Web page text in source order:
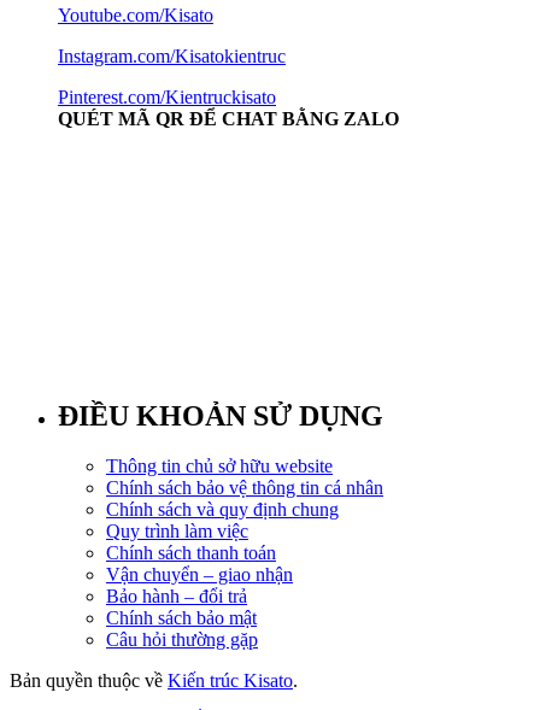
Youtube.com/Kisato
Instagram.com/Kisatokientruc
Pinterest.com/Kientruckisato
QUÉT MÃ QR ĐỂ CHAT BẰNG ZALO
ĐIỀU KHOẢN SỬ DỤNG
Thông tin chủ sở hữu website
Chính sách bảo vệ thông tin cá nhân
Chính sách và quy định chung
Quy trình làm việc
Chính sách thanh toán
Vận chuyển – giao nhận
Bảo hành – đổi trả
Chính sách bảo mật
Câu hỏi thường gặp
Bản quyền thuộc về Kiến trúc Kisato.